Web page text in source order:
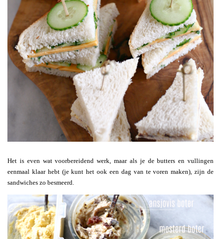
Het is even wat voorbereidend werk, maar als je de butters en vullingen
eenmaal klaar hebt (je kunt het ook een dag van te voren maken), zijn de
sandwiches zo besmeerd.